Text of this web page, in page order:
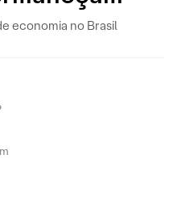
economia no Brasil